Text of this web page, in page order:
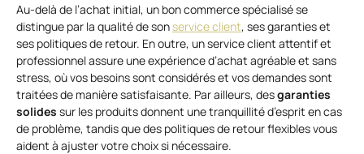
Au-delà de l’achat initial, un bon commerce spécialisé se
distingue par la qualité de sonservice client, ses garanties et
ses politiques de retour. En outre, un service client attentif et
professionnel assure une expérience d’achat agréable et sans
stress, où vos besoins sont considérés et vos demandes sont
traitées de manière satisfaisante. Par ailleurs, desgaranties
solides sur les produits donnent une tranquillité d’esprit en cas
de problème, tandis que des politiques de retour flexibles vous
aident à ajuster votre choix si nécessaire.